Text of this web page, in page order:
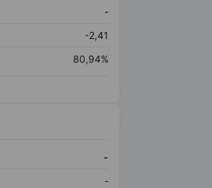
-
-2,41
80,94%
-
-